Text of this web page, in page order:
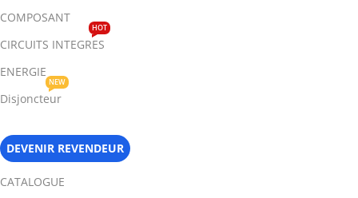
COMPOSANT
CIRCUITS INTEGRES
HOT
ENERGIE
Disjoncteur
NEW
DEVENIR REVENDEUR
CATALOGUE